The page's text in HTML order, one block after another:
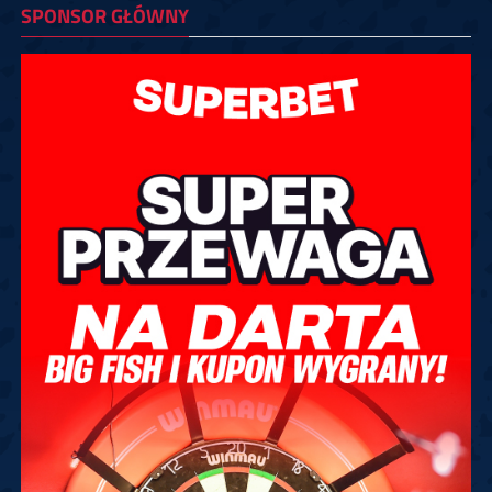
SPONSOR GŁÓWNY